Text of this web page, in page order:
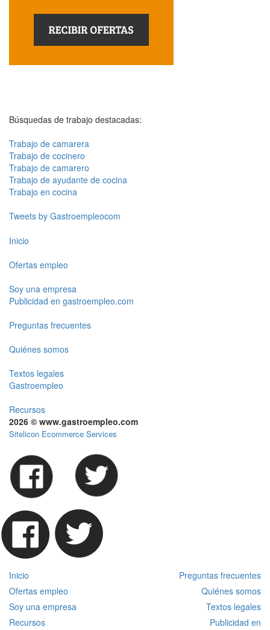
Búsquedas de trabajo destacadas:
Trabajo de camarera
Trabajo de cocinero
Trabajo de camarero
Trabajo de ayudante de cocina
Trabajo en cocina
Tweets by Gastroempleocom
Inicio
Ofertas empleo
Soy una empresa
Publicidad en gastroempleo.com
Preguntas frecuentes
Quiénes somos
Textos legales
Gastroempleo
Recursos
2026 © www.gastroempleo.com
Sitelicon Ecommerce Services
Inicio
Preguntas frecuentes
Ofertas empleo
Quiénes somos
Soy una empresa
Textos legales
Recursos
Publicidad en